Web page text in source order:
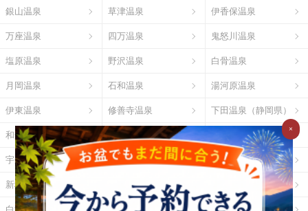
銀山温泉 草津温泉 伊香保温泉
万座温泉 四万温泉 鬼怒川温泉
塩原温泉 野沢温泉 白骨温泉
月岡温泉 石和温泉 湯河原温泉
伊東温泉 修善寺温泉 下田温泉（静岡県）
和倉温泉 山中温泉 あわら温泉
宇奈月温泉 下呂温泉 平湯温泉
新穂高温泉 城崎温泉
×